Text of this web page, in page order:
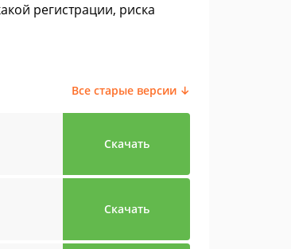
регистрации, риска
Все старые версии ↓
Скачать
Скачать